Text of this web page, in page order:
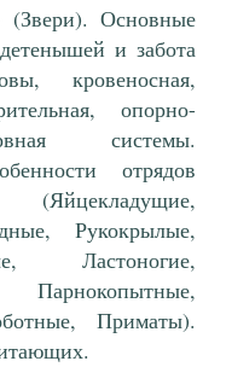
Основные
и забота
кровеносная,
опорно-
системы.
отрядов
Рукокрылые,
Ластоногие,
Приматы).